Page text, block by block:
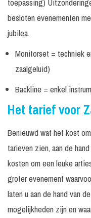
De Dikdakkers
Tape optreden
Diverse
De Jeugd van
Tegenwoordig
DI-RECT
Dio
Django Wagner
besloten evenementen
jubilea.
Monitorset = techniek
zaalgeluid)
Backline = enkel
Het tarief voor
Benieuwd wat het kost
tarieven zien, aan de
kosten om een leuke
groter evenement
laten u aan de hand van
mogelijkheden zijn en